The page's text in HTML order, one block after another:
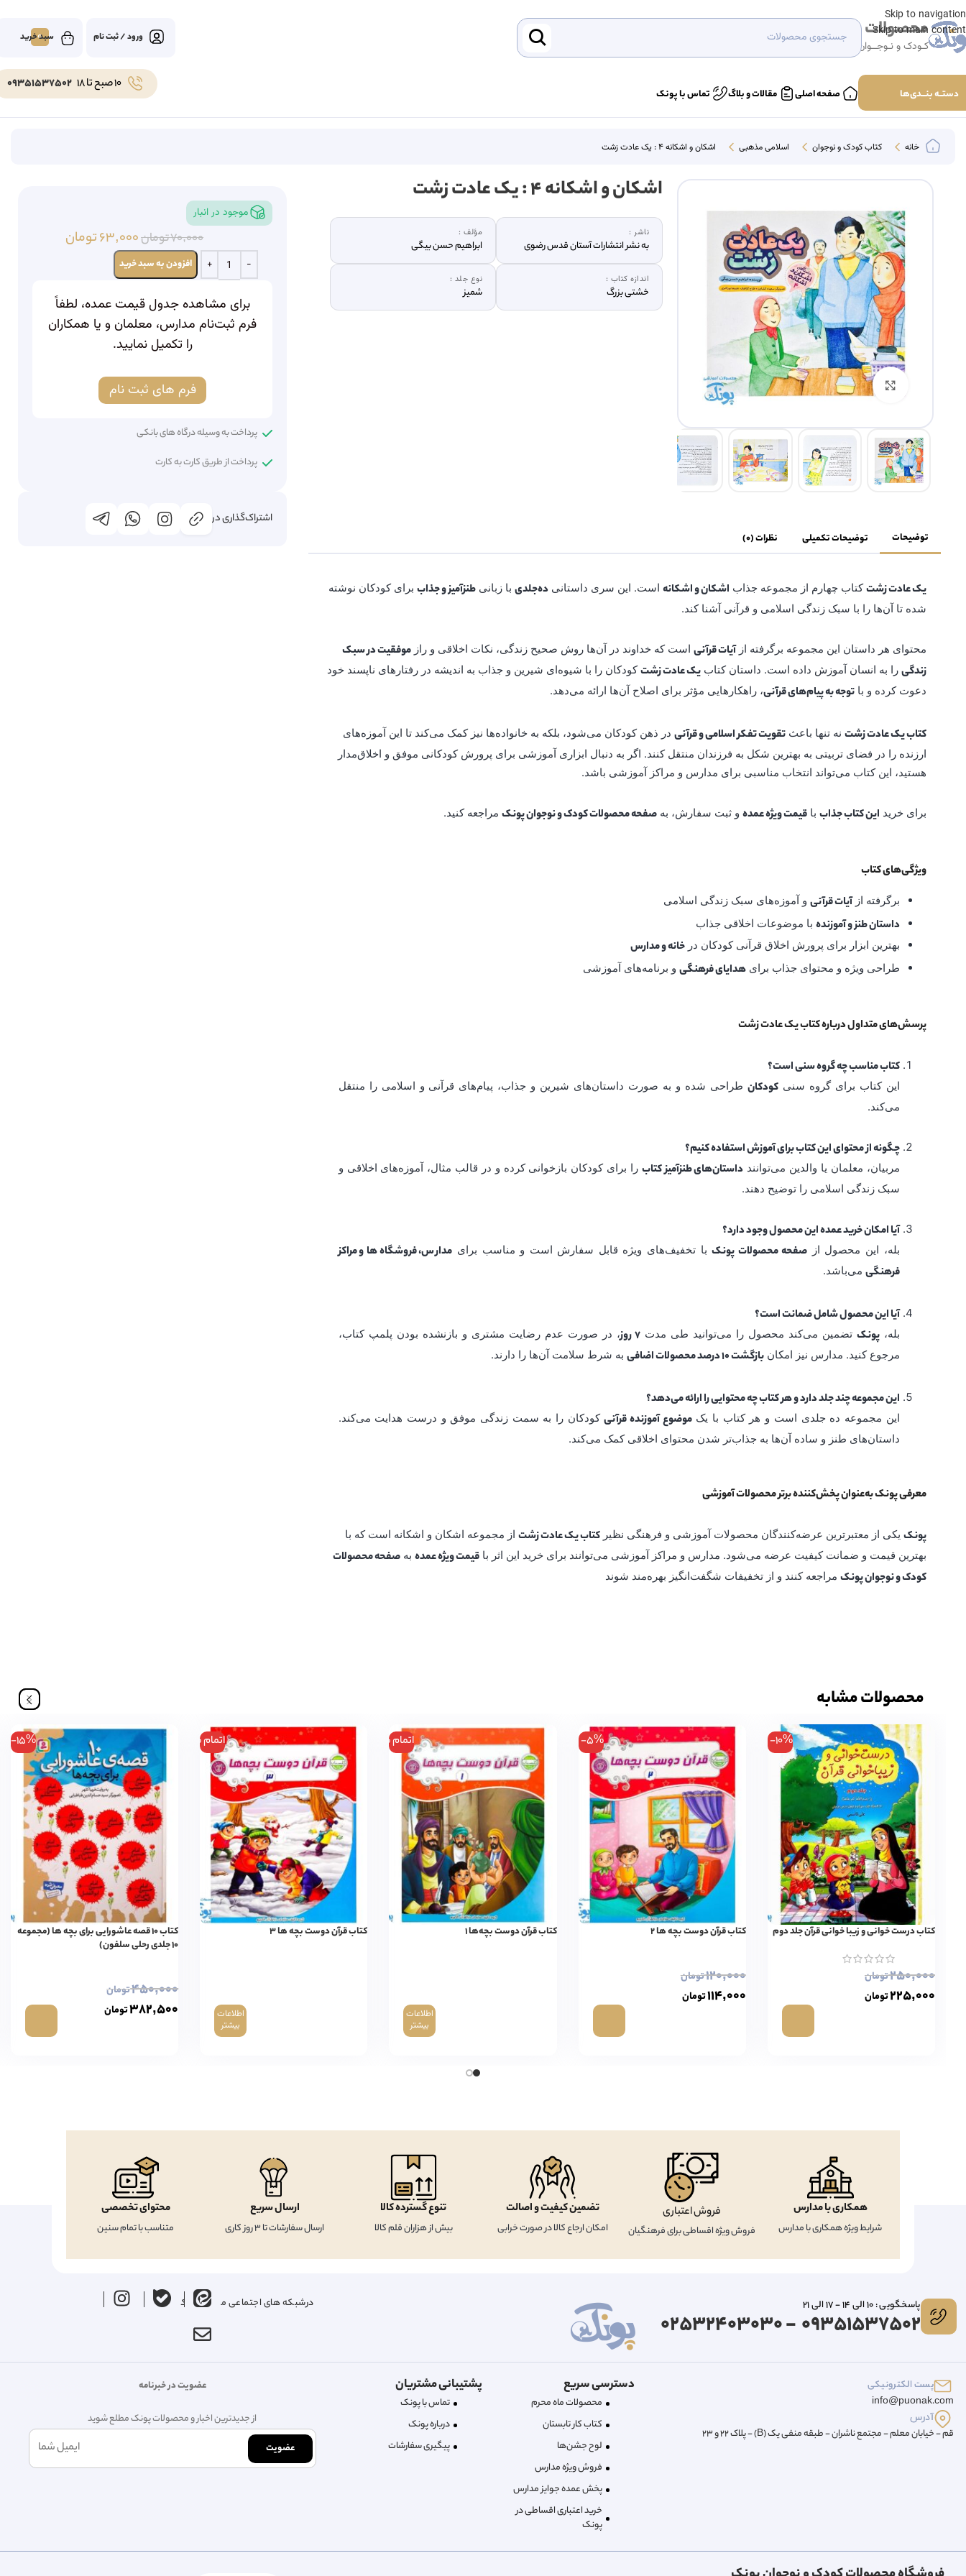
Skip to navigation
Skip to main content
محصولات
کـودک و نـوجــوان
ورود / ثبت نام 0
دستــه بنـــدی‌ها صفحه اصلی مقالات و بلاگ تماس با پونک
10 صبح تا 18 09351537502
خانه کتاب کودک و نوجوان اسلامی مذهبی اشکان و اشکانه ۴ : یک عادت زشت
بزرگنمایی تصویر
اشکان و اشکانه ۴ : یک عادت زشت
ناشر :
به نشر انتشارات آستان قدس رضوی
مؤلف :
ابراهیم حسن بیگی
اندازه کتاب :
خشتی بزرگ
نوع جلد :
شمیز
توضیحات توضیحات تکمیلی نظرات (0)
یک عادت زشتکتاب چهارم از مجموعه جذاب اشکان و اشکانه است. این سری داستانی ده‌جلدی با زبانی طنزآمیز و جذاب برای کودکان نوشته
شده تا آن‌ها را با سبک زندگی اسلامی و قرآنی آشنا کند.
محتوای هر داستان این مجموعه برگرفته ازآیات قرآنی است که خداوند در آن‌ها روش صحیح زندگی، نکات اخلاقی و راز موفقیت در سبک
زندگی را به انسان آموزش داده است. داستان کتاب یک عادت زشتکودکان را با شیوه‌ای شیرین و جذاب به اندیشه در رفتارهای ناپسند خود
دعوت کرده و با توجه به پیام‌های قرآنی، راهکارهایی مؤثر برای اصلاح آن‌ها ارائه می‌دهد.
کتاب یک عادت زشت نه تنها باعث تقویت تفکر اسلامی و قرآنی در ذهن کودکان می‌شود، بلکه به خانواده‌ها نیز کمک می‌کند تا این آموزه‌های
ارزنده را در فضای تربیتی به بهترین شکل به فرزندان منتقل کنند. اگر به دنبال ابزاری آموزشی برای پرورش کودکانی موفق و اخلاق‌مدار
هستید، این کتاب می‌تواند انتخاب مناسبی برای مدارس و مراکز آموزشی باشد.
برای خرید این کتاب جذاب با قیمت ویژه عمده و ثبت سفارش، به صفحه محصولات کودک و نوجوان پونک مراجعه کنید.
ویژگی‌های کتاب
برگرفته از آیات قرآنی و آموزه‌های سبک زندگی اسلامی
داستان طنز و آموزنده با موضوعات اخلاقی جذاب
بهترین ابزار برای پرورش اخلاق قرآنی کودکان در خانه و مدارس
طراحی ویژه و محتوای جذاب برای هدایای فرهنگی و برنامه‌های آموزشی
پرسش‌های متداول درباره کتاب یک عادت زشت
کتاب مناسب چه گروه سنی است؟
این کتاب برای گروه سنیکودکان طراحی شده و به صورت داستان‌های شیرین و جذاب، پیام‌های قرآنی و اسلامی را منتقل
می‌کند.
چگونه از محتوای این کتاب برای آموزش استفاده کنیم؟
مربیان، معلمان یا والدین می‌توانند داستان‌های طنزآمیز کتاب را برای کودکان بازخوانی کرده و در قالب مثال، آموزه‌های اخلاقی و
سبک زندگی اسلامی را توضیح دهند.
آیا امکان خرید عمده این محصول وجود دارد؟
بله، این محصول از صفحه محصولات پونکبا تخفیف‌های ویژه قابل سفارش است و مناسب برای مدارس، فروشگاه‌ها و مراکز
فرهنگی می‌باشد.
آیا این محصول شامل ضمانت است؟
بله،پونک تضمین می‌کند محصول را می‌توانید طی مدت7 روز
، در صورت عدم رضایت مشتری و بازنشده بودن پلمپ کتاب،
مرجوع کنید. مدارس نیز امکانبازگشت 10 درصد محصولات اضافی به شرط سلامت آن‌ها را دارند.
این مجموعه چند جلد دارد و هر کتاب چه محتوایی را ارائه می‌دهد؟
این مجموعه ده جلدی است و هر کتاب با یکموضوع آموزنده قرآنیکودکان را به سمت زندگی موفق و درست هدایت می‌کند.
داستان‌های طنز و ساده آن‌ها به جذاب‌تر شدن محتوای اخلاقی کمک می‌کند.
معرفی پونک به‌عنوان پخش‌کننده برتر محصولات آموزشی
پونک یکی از معتبرترین عرضه‌کنندگان محصولات آموزشی و فرهنگی نظیر کتاب یک عادت زشت از مجموعه اشکان و اشکانه است که با
بهترین قیمت و ضمانت کیفیت عرضه می‌شود. مدارس و مراکز آموزشی می‌توانند برای خرید این اثر با قیمت ویژه عمده به صفحه محصولات
کودک و نوجوان پونک مراجعه کنند و از تخفیفات شگفت‌انگیز بهره‌مند شوند
موجود در انبار
۷۰,۰۰۰تومان۶۳,۰۰۰تومان
افزودن به سبد خرید
برای مشاهده جدول قیمت عمده، لطفاً
فرم ثبت‌نام مدارس، معلمان و یا همکاران
را تکمیل نمایید.
فرم های ثبت نام
پرداخت به وسیله درگاه های بانکی
پرداخت از طریق کارت به کارت
اشتراک‌گذاری در
محصولات مشابه
-10%
کتاب درست خوانی و زیبا خوانی قرآن جلد دوم
۲۵۰,۰۰۰تومان
۲۲۵,۰۰۰تومان
-5%
کتاب قرآن دوست بچه ها ۲
۱۲۰,۰۰۰تومان
۱۱۴,۰۰۰تومان
اتمام موجودی
کتاب قرآن دوست بچه‌ها ۱
اطلاعات
بیشتر
اتمام موجودی
کتاب قرآن دوست بچه ها ۳
اطلاعات
بیشتر
-15%
کتاب ۱۰ قصه عاشورایی برای بچه ها (مجموعه
۱۰ جلدی رحلی سلفون)
۴۵۰,۰۰۰تومان
۳۸۲,۵۰۰تومان
همکاری با مدارس
شرایط ویژه همکاری با مدارس
فروش اعتباری
فروش ویژه اقساطی برای فرهنگیان
تضمین کیفیت و اصالت
امکان ارجاع کالا در صورت خرابی
تنوع گسترده کالا
بیش از هزاران قلم کالا
ارسال سریع
ارسال سفارشات تا 3 روز کاری
محتوای تخصصی
متناسب با تمام سنین
پاسخگویی : 10 الی 14 - 17 الی 21
09351537502 - 02532403030
درشبکه های اجتماعی ما را دنبال کنید
پست الکترونیکی
info@puonak.com
آدرس
قم - خیابان معلم - مجتمع ناشران - طبقه منفی یک (B) - پلاک 22 و 23
دسترسی سریع
محصولات ماه محرم
کتاب کار تابستان
لوح جشن‌ها
فروش ویژه مدارس
پخش عمده جوایز مدارس
خرید اعتباری اقساطی در
پونک
پشتیبانی مشتریان
تماس با پونک
درباره‌ پونک
پیگیری سفارشات
عضویت در خبرنامه
از جدیدترین اخبار و محصولات پونک مطلع شوید
عضویت